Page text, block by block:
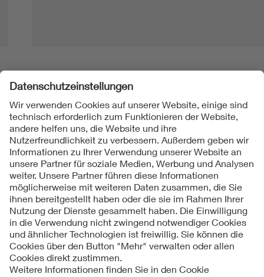
Folgen Sie uns
Kontakt
Impressum
Datenschutzinformationen